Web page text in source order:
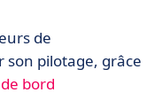
de
pilotage, grâce
bord